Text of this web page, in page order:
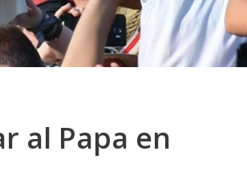
al Papa en